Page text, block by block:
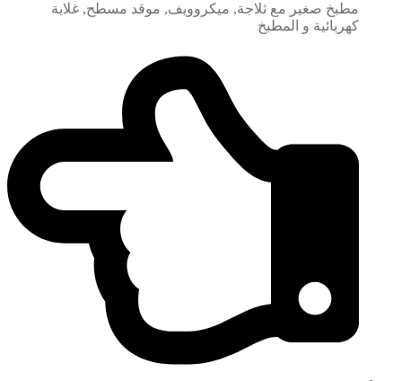
مطبخ صغير مع ثلاجة, ميكروويف, موقد مسطح, غلاية
كهربائية و المطبخ